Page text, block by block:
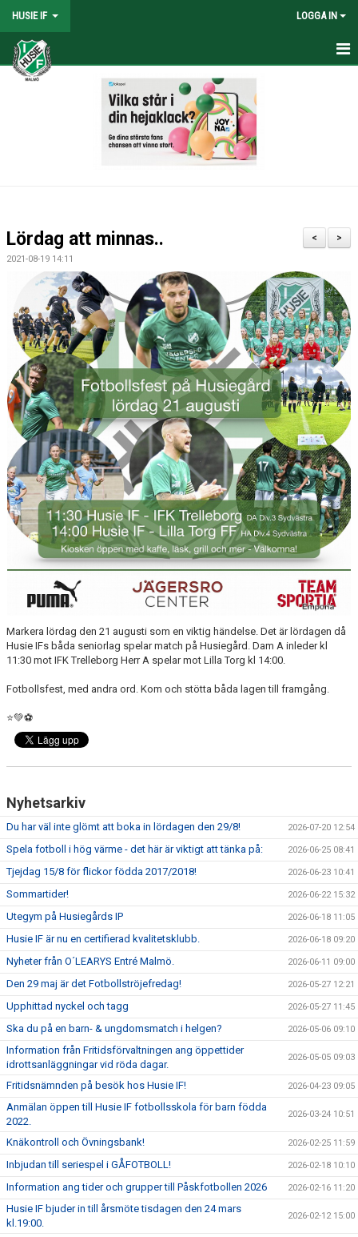
HUSIE IF LOGGA IN
HEM
DOKUMENT
SHOPEN
MEDLEMSRABATTER
MEDLEMSAVGIFTER
DOMARE
NYHETER
>
<
Lördag att minnas..
2021-08-19 14:11
Markera lördag den 21 augusti som en viktig händelse. Det är lördagen då
Husie IFs båda seniorlag spelar match på Husiegård. Dam A inleder kl
11:30 mot IFK Trelleborg Herr A spelar mot Lilla Torg kl 14:00.
Fotbollsfest, med andra ord. Kom och stötta båda lagen till framgång.
⭐️💚⚽️
Nyhetsarkiv
Du har väl inte glömt att boka in lördagen den 29/8! 2026-07-20 12:54
Spela fotboll i hög värme - det här är viktigt att tänka på: 2026-06-25 08:41
Tjejdag 15/8 för flickor födda 2017/2018! 2026-06-23 10:41
Sommartider! 2026-06-22 15:32
Utegym på Husiegårds IP 2026-06-18 11:05
Husie IF är nu en certifierad kvalitetsklubb. 2026-06-18 09:20
Nyheter från O´LEARYS Entré Malmö. 2026-06-11 09:00
Den 29 maj är det Fotbollströjefredag! 2026-05-27 12:21
Upphittad nyckel och tagg 2026-05-27 11:45
Ska du på en barn- & ungdomsmatch i helgen? 2026-05-06 09:10
Information från Fritidsförvaltningen ang öppettider
idrottsanläggningar vid röda dagar.
2026-05-05 09:03
Fritidsnämnden på besök hos Husie IF! 2026-04-23 09:05
Anmälan öppen till Husie IF fotbollsskola för barn födda
2022.
2026-03-24 10:51
Knäkontroll och Övningsbank! 2026-02-25 11:59
Inbjudan till seriespel i GÅFOTBOLL! 2026-02-18 10:10
Information ang tider och grupper till Påskfotbollen 2026 2026-02-16 11:20
Husie IF bjuder in till årsmöte tisdagen den 24 mars
kl.19:00.
2026-02-12 15:00